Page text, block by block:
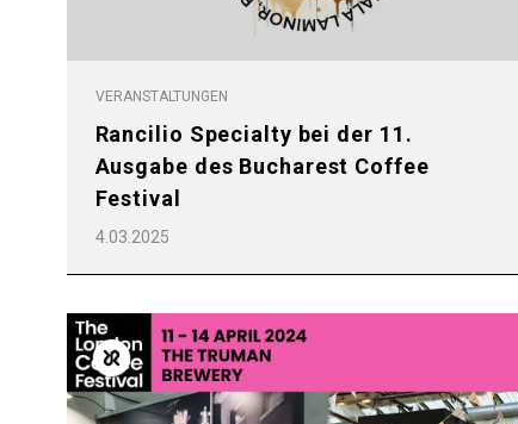
VERANSTALTUNGEN
Rancilio Specialty bei der 11.
Ausgabe des Bucharest Coffee
Festival
4.03.2025